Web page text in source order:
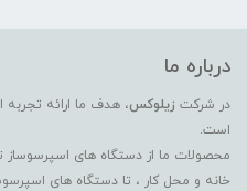
درباره ما
در شرکت زیلوکس، هدف ما ارائه
است.
محصولات ما از دستگاه های اسپرسوساز
خانه و محل کار ، تا دستگاه های